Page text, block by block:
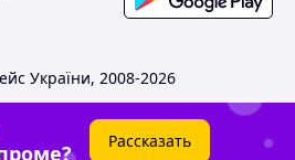
України, 2008-2026
Рассказать